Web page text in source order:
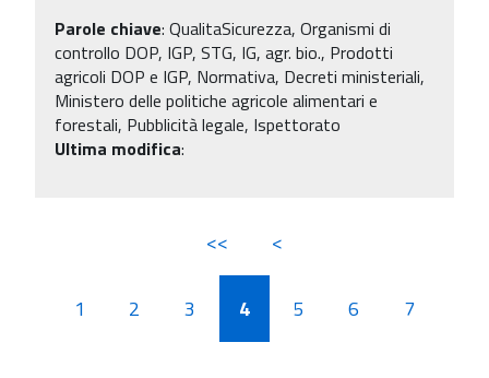
Parole chiave: QualitaSicurezza, Organismi di
controllo DOP, IGP, STG, IG, agr. bio., Prodotti
agricoli DOP e IGP, Normativa, Decreti ministeriali,
Ministero delle politiche agricole alimentari e
forestali, Pubblicità legale, Ispettorato
Ultima modifica:
<< <
1 2 3 4 5 6 7